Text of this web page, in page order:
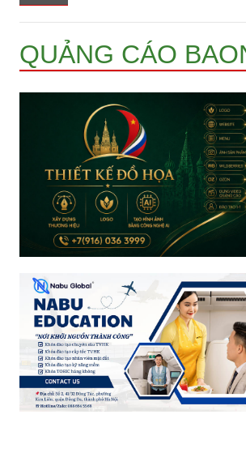
QUẢNG CÁO